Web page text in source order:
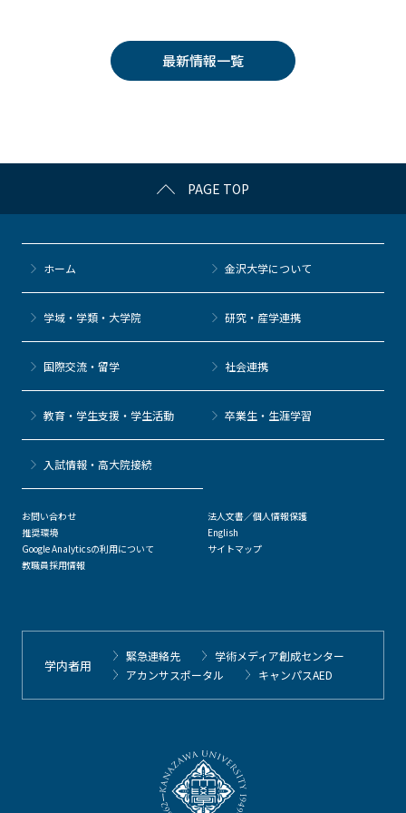
k
erk
et
n
a
最新情報一覧
PAGE TOP
ホーム 金沢大学について
学域・学類・大学院 研究・産学連携
国際交流・留学 社会連携
教育・学生支援・学生活動 卒業生・生涯学習
⼊試情報・高大院接続
お問い合わせ
推奨環境
Google Analyticsの利用について
教職員採用情報
法人文書／個人情報保護
English
サイトマップ
学内者用
緊急連絡先
学術メディア創成センター
アカンサスポータル
キャンパスAED